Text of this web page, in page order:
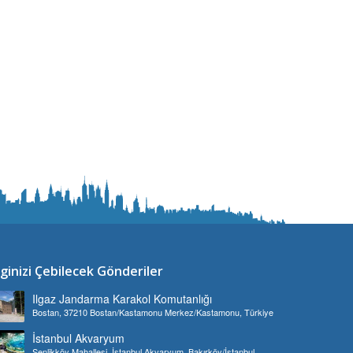
Çebilecek Gönderiler
Ilgaz Jandarma Karakol Komutanlığı
Bostan, 37210 Bostan/Kastamonu Merkez/Kastamonu, Türkiye
İstanbul Akvaryum